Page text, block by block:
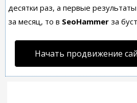
десятки раз, а первые
за месяц, то в SeoHammer за
Начать продвижение